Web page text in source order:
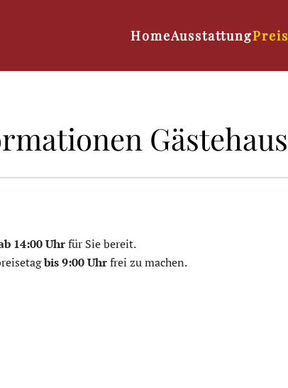
HomeAusstattung
14:00 Uhrfür Sie bereit.
bis 9:00 Uhrfrei zu machen.